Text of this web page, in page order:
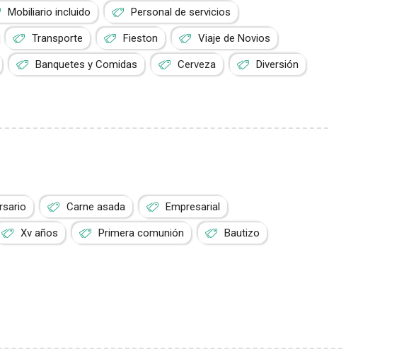
Mobiliario incluido Personal de servicios
Transporte Fieston Viaje de Novios
Banquetes y Comidas Cerveza Diversión
Carne asada Empresarial
Xv años Primera comunión Bautizo